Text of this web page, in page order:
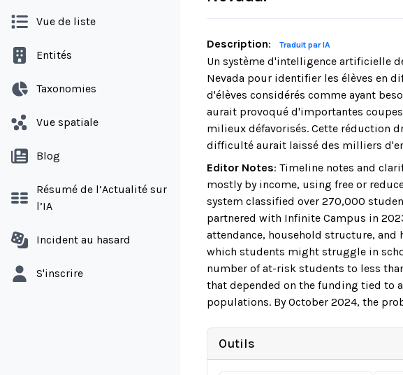
Vue de liste
Entités
Taxonomies
Vue spatiale
Blog
Résumé de l’Actualité sur
l’IA
Incident au hasard
S'inscrire
Description: Traduit par IA
Un système d'intelligence artificielle
Nevada pour identifier les élèves en
d'élèves considérés comme ayant
aurait provoqué d'importantes
milieux défavorisés. Cette réduction
difficulté aurait laissé des milliers
Editor Notes: Timeline notes and
mostly by income, using free or
system classified over 270,000
partnered with Infinite Campus in
attendance, household structure, and
which students might struggle in
number of at-risk students to less
that depended on the funding tied to
populations. By October 2024, the
Outils